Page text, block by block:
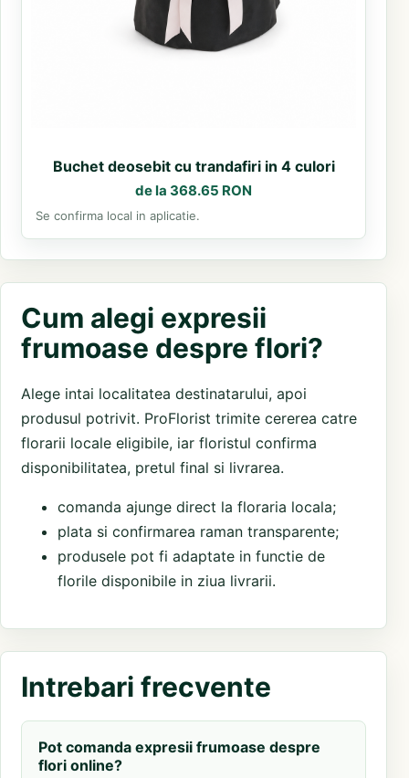
Buchet deosebit cu trandafiri in 4 culori
de la 368.65 RON
Se confirma local in aplicatie.
Cum alegi expresii
frumoase despre flori?
Alege intai localitatea destinatarului, apoi
produsul potrivit. ProFlorist trimite cererea catre
florarii locale eligibile, iar floristul confirma
disponibilitatea, pretul final si livrarea.
comanda ajunge direct la floraria locala;
plata si confirmarea raman transparente;
produsele pot fi adaptate in functie de
florile disponibile in ziua livrarii.
Intrebari frecvente
Pot comanda expresii frumoase despre
flori online?